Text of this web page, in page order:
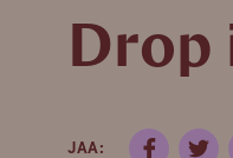
Drop
JAA: